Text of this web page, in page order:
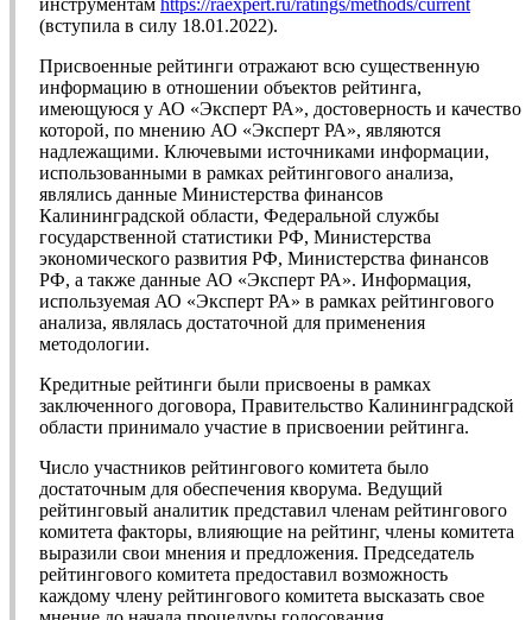
инструментам https://raexpert.ru/ratings/methods/current
(вступила в силу 18.01.2022).
Присвоенные рейтинги отражают всю существенную
информацию в отношении объектов рейтинга,
имеющуюся у АО «Эксперт РА», достоверность и качество
которой, по мнению АО «Эксперт РА», являются
надлежащими. Ключевыми источниками информации,
использованными в рамках рейтингового анализа,
являлись данные Министерства финансов
Калининградской области, Федеральной службы
государственной статистики РФ, Министерства
экономического развития РФ, Министерства финансов
РФ, а также данные АО «Эксперт РА». Информация,
используемая АО «Эксперт РА» в рамках рейтингового
анализа, являлась достаточной для применения
методологии.
Кредитные рейтинги были присвоены в рамках
заключенного договора, Правительство Калининградской
области принимало участие в присвоении рейтинга.
Число участников рейтингового комитета было
достаточным для обеспечения кворума. Ведущий
рейтинговый аналитик представил членам рейтингового
комитета факторы, влияющие на рейтинг, члены комитета
выразили свои мнения и предложения. Председатель
рейтингового комитета предоставил возможность
каждому члену рейтингового комитета высказать свое